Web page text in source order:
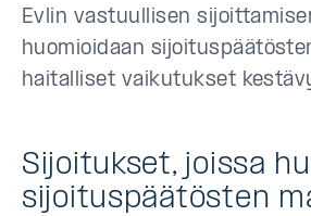
Evlin vastuullisen
huomioidaan
haitalliset vaikutukset
Sijoitukset, joissa
sijoituspäätösten